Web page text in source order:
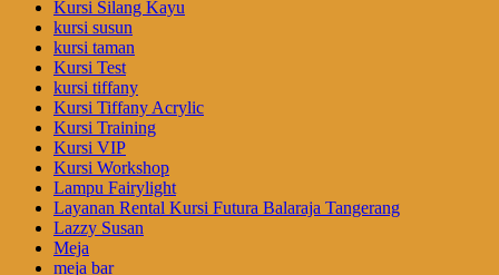
Kursi Silang Kayu
kursi susun
kursi taman
Kursi Test
kursi tiffany
Kursi Tiffany Acrylic
Kursi Training
Kursi VIP
Kursi Workshop
Lampu Fairylight
Layanan Rental Kursi Futura Balaraja Tangerang
Lazzy Susan
Meja
meja bar